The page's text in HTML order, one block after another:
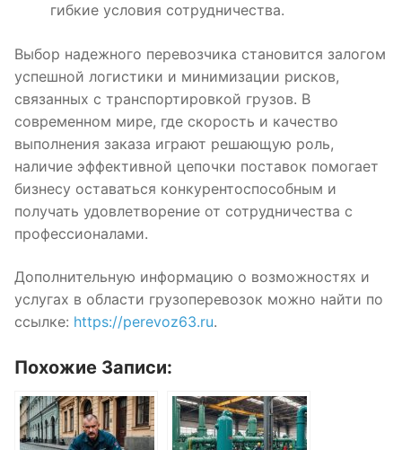
гибкие условия сотрудничества.
Выбор надежного перевозчика становится залогом
успешной логистики и минимизации рисков,
связанных с транспортировкой грузов. В
современном мире, где скорость и качество
выполнения заказа играют решающую роль,
наличие эффективной цепочки поставок помогает
бизнесу оставаться конкурентоспособным и
получать удовлетворение от сотрудничества с
профессионалами.
Дополнительную информацию о возможностях и
услугах в области грузоперевозок можно найти по
ссылке: https://perevoz63.ru.
Похожие Записи: